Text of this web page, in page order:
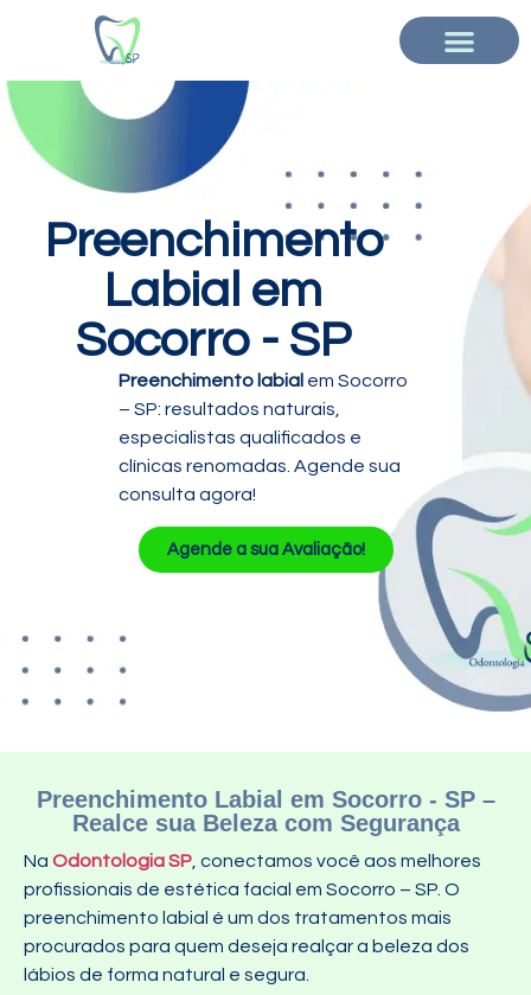
Preenchimento
Labial em
Socorro - SP
Preenchimento labial em Socorro
– SP: resultados naturais,
especialistas qualificados e
clínicas renomadas. Agende sua
consulta agora!
Agende a sua Avaliação!
Preenchimento Labial em Socorro - SP –
Realce sua Beleza com Segurança
Na Odontologia SP , conectamos você aos melhores
profissionais de estética facial em Socorro – SP. O
preenchimento labial é um dos tratamentos mais
procurados para quem deseja realçar a beleza dos
lábios de forma natural e segura.